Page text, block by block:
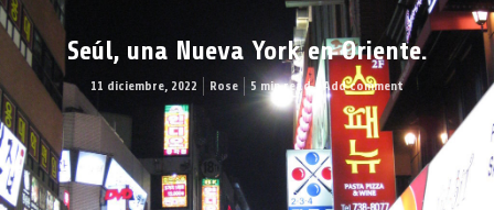
Seúl, una Nueva York en Oriente.
11 diciembre, 2022 Rose 5 min read Add comment